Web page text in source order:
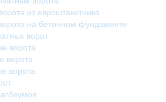
из евроштакетника
на бетонном фундаменте
ворот
ворота
ворота
ворота